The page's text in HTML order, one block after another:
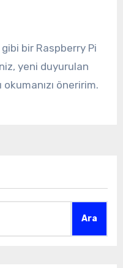
bir Raspberry Pi
yeni duyurulan
öneririm.